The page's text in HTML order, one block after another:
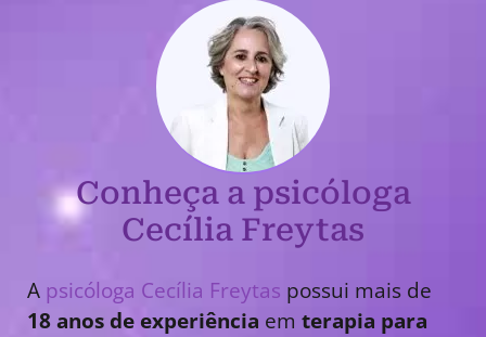
Conheça a psicóloga
Cecília Freytas
A psicóloga Cecília Freytas possui mais de
18 anos de experiência em terapia para